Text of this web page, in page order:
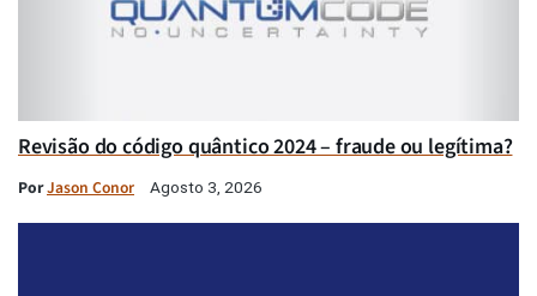
Revisão do código quântico 2024 – fraude ou legítima?
PorJason Conor Agosto 3, 2026